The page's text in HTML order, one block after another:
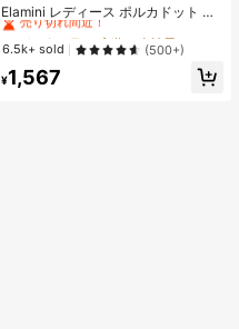
Elamini レディース ポルカドット パ
ッチワーク レーストリム 配色 ウエ
スト ショートスリーブ トップス 夏
用
売り切れ間近！
#2 ベストセラー
売り切れ間近！
#2 ベストセラー
売り切れ間近！
#2 ベストセラー
売り切れ間近！
6.5k+ sold (500+)
¥1,567